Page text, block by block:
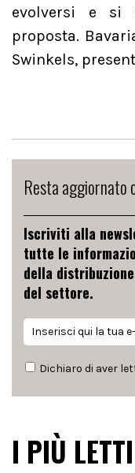
evolversi e si
proposta.
Swinkels,
Resta aggiornato
Iscriviti alla
tutte le
della
del settore.
Dichiaro di aver
I PIÙ LETTI